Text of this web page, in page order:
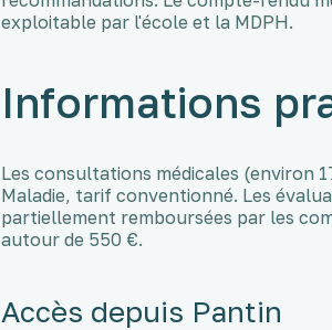
exploitable par l'école et la MDPH.
Informations
Les consultations médicales (environ
Maladie, tarif conventionné. Les
partiellement remboursées par les
autour de 550 €.
Accès depuis Pantin